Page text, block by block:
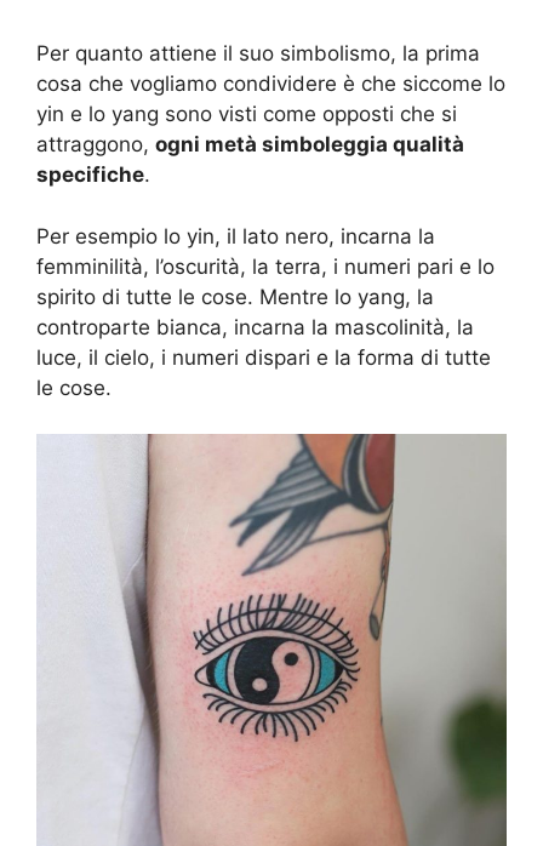
Per quanto attiene il suo simbolismo, la prima
cosa che vogliamo condividere è che siccome lo
yin e lo yang sono visti come opposti che si
attraggono, ogni metà simboleggia qualità
specifiche.
Per esempio lo yin, il lato nero, incarna la
femminilità, l’oscurità, la terra, i numeri pari e lo
spirito di tutte le cose. Mentre lo yang, la
controparte bianca, incarna la mascolinità, la
luce, il cielo, i numeri dispari e la forma di tutte
le cose.